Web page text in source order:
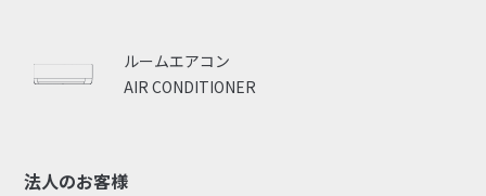
AIR CONDITIONER
ルームエアコン
法人のお客様